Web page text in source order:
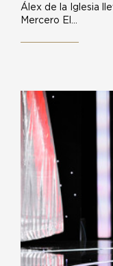
Álex de la Iglesia
Mercero El…